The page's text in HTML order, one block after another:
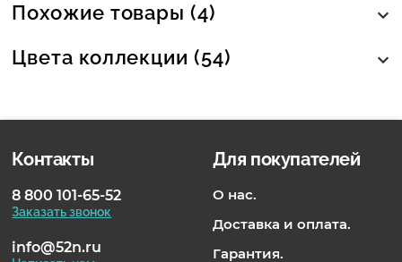
Похожие товары (4)
Цвета коллекции (54)
Контакты
8 800 101-65-52
Заказать звонок
info@52n.ru
Для покупателей
О нас.
Доставка и оплата.
Гарантия.